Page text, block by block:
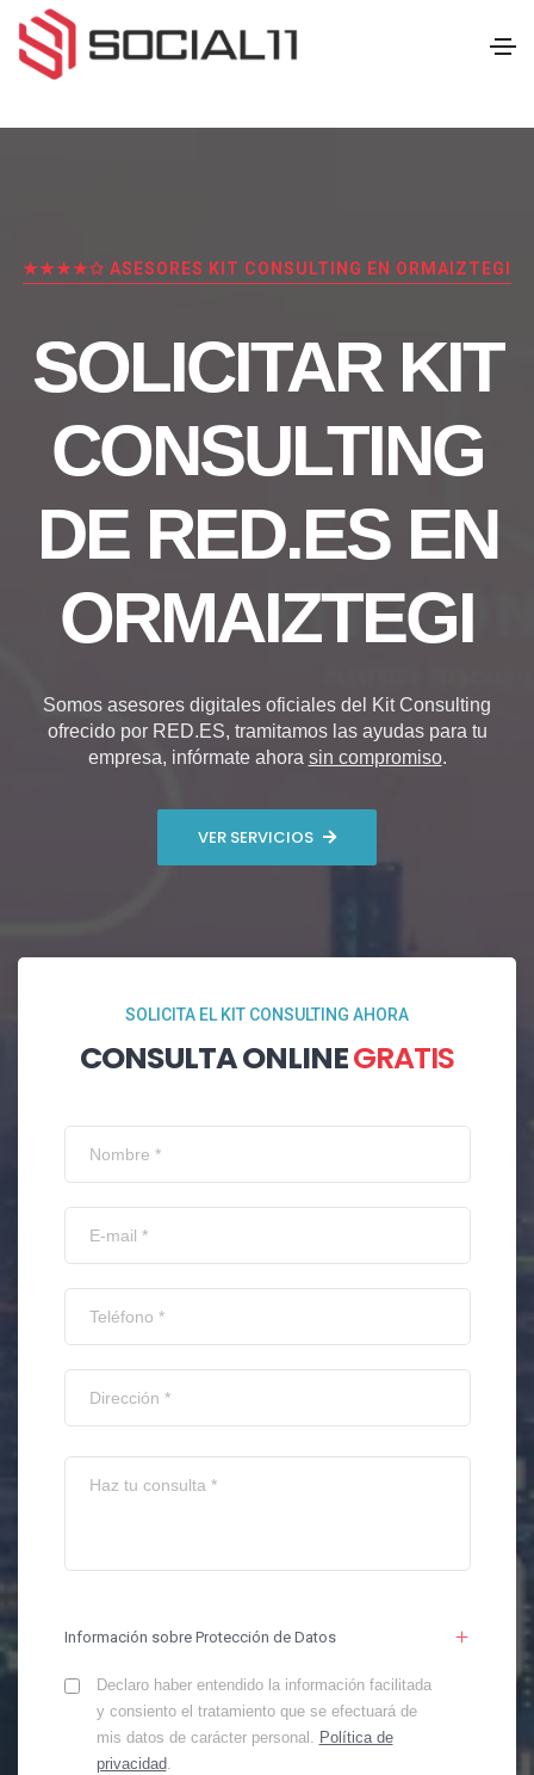
★★★★✩ ASESORES KIT CONSULTING EN ORMAIZTEGI
SOLICITAR KIT
CONSULTING
DE RED.ES EN
ORMAIZTEGI
Somos asesores digitales oficiales del Kit Consulting
ofrecido por RED.ES, tramitamos las ayudas para tu
empresa, infórmate ahora sin compromiso.
VER SERVICIOS
SOLICITA EL KIT CONSULTING AHORA
CONSULTA ONLINEGRATIS
Información sobre Protección de Datos
Declaro haber entendido la información facilitada
y consiento el tratamiento que se efectuará de
mis datos de carácter personal. Política de
privacidad.